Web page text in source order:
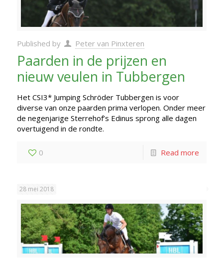
Published by Peter van Pinxteren
Paarden in de prijzen en
nieuw veulen in Tubbergen
Het CSI3* Jumping Schröder Tubbergen is voor
diverse van onze paarden prima verlopen. Onder meer
de negenjarige Sterrehof’s Edinus sprong alle dagen
overtuigend in de rondte.
0 Read more
28 mei 2018